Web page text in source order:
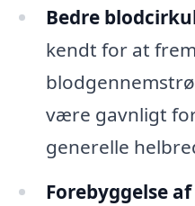
Bedre
kendt for at
være gavnligt
generelle
Forebyggelse